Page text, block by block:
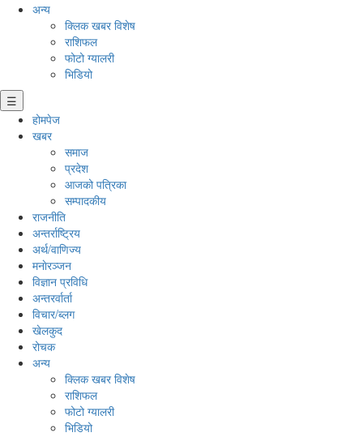
अन्य
क्लिक खबर विशेष
राशिफल
फोटो ग्यालरी
भिडियो
☰
होमपेज
खबर
समाज
प्रदेश
आजको पत्रिका
सम्पादकीय
राजनीति
अन्तर्राष्ट्रिय
अर्थ/वाणिज्य
मनाेरञ्जन
विज्ञान प्रविधि
अन्तरर्वार्ता
विचार/ब्लग
खेलकुद
रोचक
अन्य
क्लिक खबर विशेष
राशिफल
फोटो ग्यालरी
भिडियो